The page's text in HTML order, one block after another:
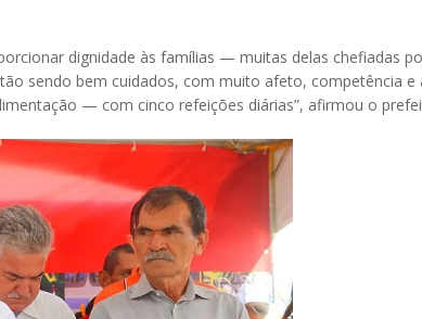
dignidade às famílias — muitas delas chefiadas
sendo bem cuidados, com muito afeto, competência
— com cinco refeições diárias”, afirmou o